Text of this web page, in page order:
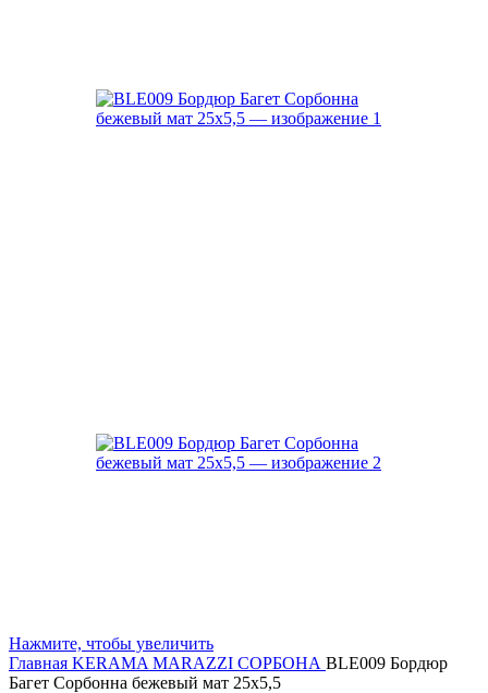
Нажмите, чтобы увеличить
Главная KERAMA MARAZZI СОРБОНА BLE009 Бордюр
Багет Сорбонна бежевый мат 25х5,5